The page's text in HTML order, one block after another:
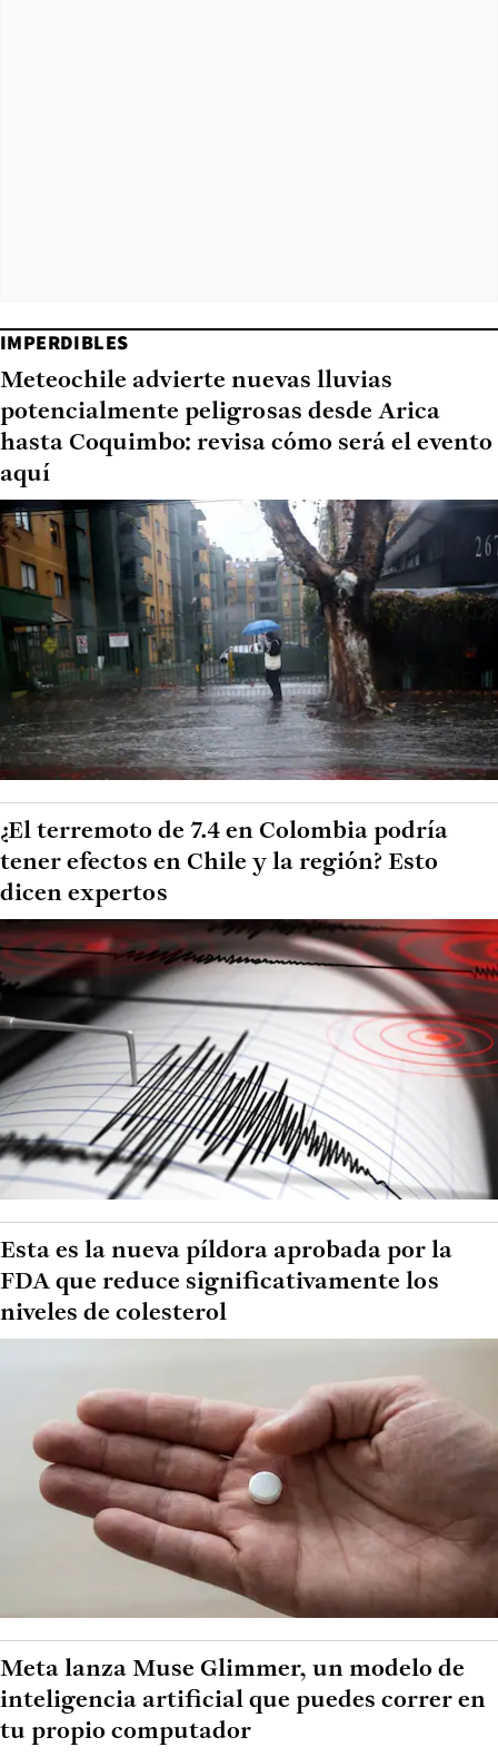
IMPERDIBLES
Meteochile advierte nuevas lluvias
potencialmente peligrosas desde Arica
hasta Coquimbo: revisa cómo será el evento
aquí
¿El terremoto de 7.4 en Colombia podría
tener efectos en Chile y la región? Esto
dicen expertos
Esta es la nueva píldora aprobada por la
FDA que reduce significativamente los
niveles de colesterol
Meta lanza Muse Glimmer, un modelo de
inteligencia artificial que puedes correr en
tu propio computador